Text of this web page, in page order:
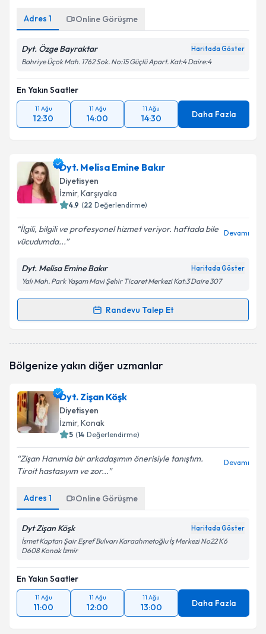
Adres 1 Online Görüşme
Dyt. Özge Bayraktar Haritada Göster
Bahriye Üçok Mah. 1762 Sok. No:15 Güçlü Apart. Kat:4 Daire:4
En Yakın Saatler
11 Ağu
12:30
11 Ağu
14:00
11 Ağu
14:30 Daha Fazla
Dyt. Melisa Emine Bakır
Diyetisyen
İzmir, Karşıyaka
4.9 (22 Değerlendirme)
İlgili, bilgili ve profesyonel hizmet veriyor. haftada bile
vücudumda...
Devamı
Dyt. Melisa Emine Bakır Haritada Göster
Yalı Mah. Park Yaşam Mavi Şehir Ticaret Merkezi Kat:3 Daire 307
Randevu Talep Et
Randevu Takvimi Talebi
oluşturun. Size bu uzmandan randevu almanız için bir
E-posta Adresiniz
Kişisel verilerimin işlenmesine ilişkinAydınlatma
Metni 'ni okudum ve kişisel verilerimin belirtilen
Takvim Talebini Gönder
Bölgenize yakın diğer uzmanlar
Dyt. Zişan Köşk
Diyetisyen
İzmir, Konak
5 (14 Değerlendirme)
Zişan Hanımla bir arkadaşımın önerisiyle tanıştım.
Tiroit hastasıyım ve zor...
Devamı
Adres 1 Online Görüşme
Dyt Zişan Köşk Haritada Göster
İsmet Kaptan Şair Eşref Bulvarı Karaahmetoğlu İş Merkezi No22 K6
D608 Konak İzmir
En Yakın Saatler
11 Ağu
11:00
11 Ağu
12:00
11 Ağu
13:00 Daha Fazla